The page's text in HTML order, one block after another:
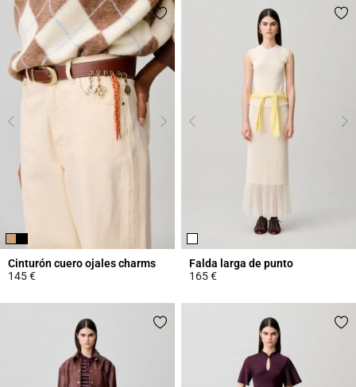
Cinturón cuero ojales charms
145 €
Falda larga de punto
165 €